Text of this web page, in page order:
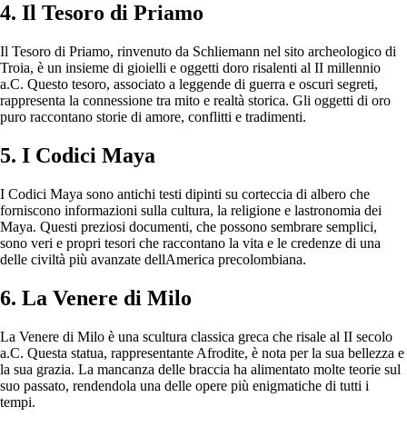
4. Il Tesoro di Priamo
Il Tesoro di Priamo, rinvenuto da Schliemann nel sito archeologico di
Troia, è un insieme di gioielli e oggetti doro risalenti al II millennio
a.C. Questo tesoro, associato a leggende di guerra e oscuri segreti,
rappresenta la connessione tra mito e realtà storica. Gli oggetti di oro
puro raccontano storie di amore, conflitti e tradimenti.
5. I Codici Maya
I Codici Maya sono antichi testi dipinti su corteccia di albero che
forniscono informazioni sulla cultura, la religione e lastronomia dei
Maya. Questi preziosi documenti, che possono sembrare semplici,
sono veri e propri tesori che raccontano la vita e le credenze di una
delle civiltà più avanzate dellAmerica precolombiana.
6. La Venere di Milo
La Venere di Milo è una scultura classica greca che risale al II secolo
a.C. Questa statua, rappresentante Afrodite, è nota per la sua bellezza e
la sua grazia. La mancanza delle braccia ha alimentato molte teorie sul
suo passato, rendendola una delle opere più enigmatiche di tutti i
tempi.